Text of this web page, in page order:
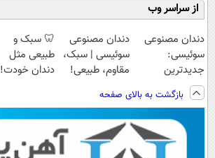
از سراسر وب
دندان مصنوعی
سوئیسی:
جدیدترین
فناوری اروپا،
سبک و مقاوم |
پرداخت قسطی
دندان مصنوعی
سوئیسی | سبک،
مقاوم، طبیعی!
رایگان+پرداخت
اقساطی😍
🦷 سبک و
طبیعی مثل
دندان خودت!
💳 📍 تهران
بازگشت به بالای صفحه